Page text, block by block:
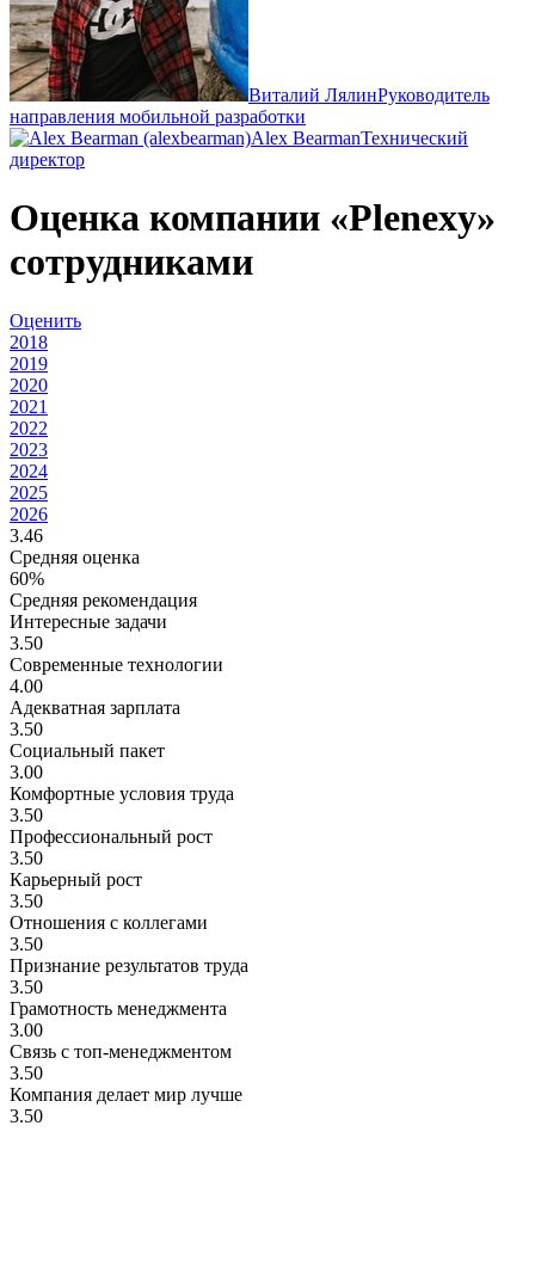
Виталий ЛялинРуководитель
направления мобильной разработки
Alex BearmanТехнический
директор
Оценка компании «Plenexy»
сотрудниками
Оценить
2018
2019
2020
2021
2022
2023
2024
2025
2026
3.46
Средняя оценка
60%
Средняя рекомендация
Интересные задачи
3.50
Современные технологии
4.00
Адекватная зарплата
3.50
Социальный пакет
3.00
Комфортные условия труда
3.50
Профессиональный рост
3.50
Карьерный рост
3.50
Отношения с коллегами
3.50
Признание результатов труда
3.50
Грамотность менеджмента
3.00
Связь с топ-менеджментом
3.50
Компания делает мир лучше
3.50